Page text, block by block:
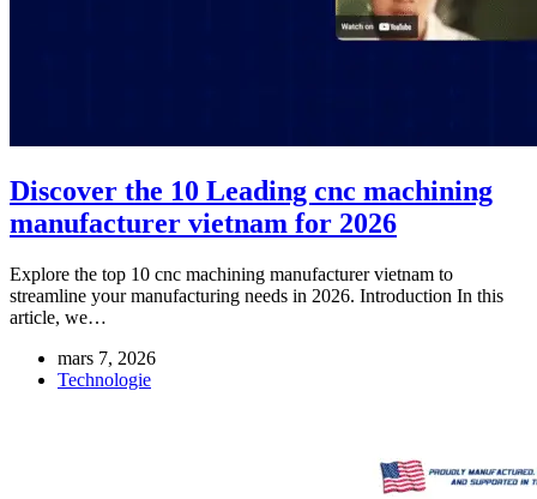
Discover the 10 Leading cnc machining
manufacturer vietnam for 2026
Explore the top 10 cnc machining manufacturer vietnam to
streamline your manufacturing needs in 2026. Introduction In this
article, we…
mars 7, 2026
Technologie